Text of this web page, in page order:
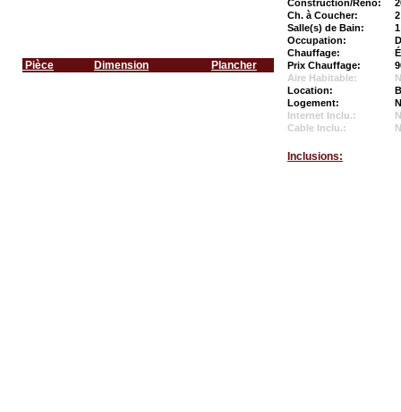
Pièce Dimension Plancher
Construction/Réno:
Ch. à Coucher:
2
Salle(s) de Bain:
1
Occupation:
Chauffage:
Prix Chauffage:
Aire Habitable:
Location:
Logement:
Internet Inclu.:
Cable Inclu.:
Inclusions: